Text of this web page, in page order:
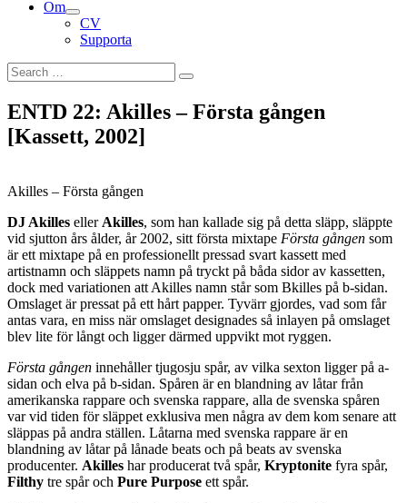
Om
expand
child
menu
CV
Supporta
Search
for:
Search
ENTD 22: Akilles – Första gången
[Kassett, 2002]
Akilles – Första gången
DJ Akilles eller Akilles, som han kallade sig på detta släpp, släppte
vid sjutton års ålder, år 2002, sitt första mixtape Första gången som
är ett mixtape på en professionellt pressad svart kassett med
artistnamn och släppets namn på tryckt på båda sidor av kassetten,
dock med variationen att Akilles namn står som Bkilles på b-sidan.
Omslaget är pressat på ett hårt papper. Tyvärr gjordes, vad som får
antas vara, en miss när omslaget designades så inlayen på omslaget
blev lite för långt och ligger därmed uppvikt mot ryggen.
Första gången innehåller tjugosju spår, av vilka sexton ligger på a-
sidan och elva på b-sidan. Spåren är en blandning av låtar från
amerikanska rappare och svenska rappare, alla de svenska spåren
var vid tiden för släppet exklusiva men några av dem kom senare att
släppas på andra ställen. Låtarna med svenska rappare är en
blandning av låtar på lånade beats och på beats av svenska
producenter. Akilles har producerat två spår, Kryptonite fyra spår,
Filthy tre spår och Pure Purpose ett spår.